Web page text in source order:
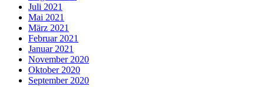
Juli 2021
Mai 2021
März 2021
Februar 2021
Januar 2021
November 2020
Oktober 2020
September 2020